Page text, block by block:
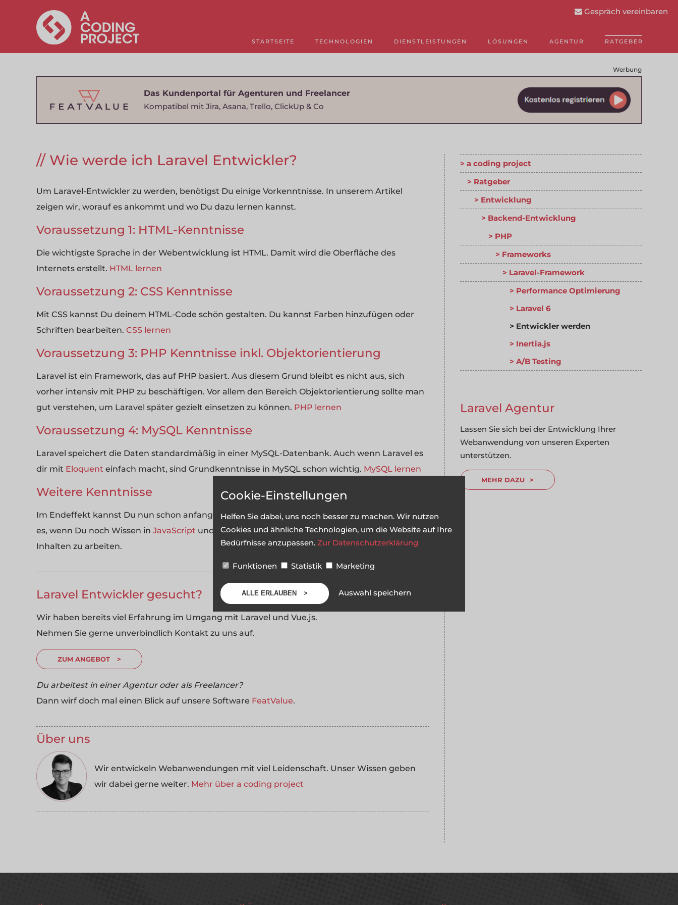
STARTSEITE TECHNOLOGIEN DIENSTLEISTUNGEN LÖSUNGEN AGENTUR RATGEBER
Gespräch vereinbaren
Werbung
Das Kundenportal für Agenturen und Freelancer
Kompatibel mit Jira, Asana, Trello, ClickUp & Co
Wie werde ich Laravel Entwickler?
Um Laravel-Entwickler zu werden, benötigst Du einige Vorkenntnisse. In unserem Artikel
zeigen wir, worauf es ankommt und wo Du dazu lernen kannst.
Voraussetzung 1: HTML-Kenntnisse
Die wichtigste Sprache in der Webentwicklung ist HTML. Damit wird die Oberfläche des
Internets erstellt. HTML lernen
Voraussetzung 2: CSS Kenntnisse
Mit CSS kannst Du deinem HTML-Code schön gestalten. Du kannst Farben hinzufügen oder
Schriften bearbeiten. CSS lernen
Voraussetzung 3: PHP Kenntnisse inkl. Objektorientierung
Laravel ist ein Framework, das auf PHP basiert. Aus diesem Grund bleibt es nicht aus, sich
vorher intensiv mit PHP zu beschäftigen. Vor allem den Bereich Objektorientierung sollte man
gut verstehen, um Laravel später gezielt einsetzen zu können. PHP lernen
Voraussetzung 4: MySQL Kenntnisse
Laravel speichert die Daten standardmäßig in einer MySQL-Datenbank. Auch wenn Laravel es
dir mit Eloquent einfach macht, sind Grundkenntnisse in MySQL schon wichtig. MySQL lernen
Weitere Kenntnisse
Im Endeffekt kannst Du nun schon anfangen, dich mit Laravel zu beschäftigen. Optimal wäre
es, wenn Du noch Wissen in JavaScript und Vue.jsaufbaust, um im Browser mit dynamischen
Inhalten zu arbeiten.
Laravel Entwickler gesucht?
Wir haben bereits viel Erfahrung im Umgang mit Laravel und Vue.js.
Nehmen Sie gerne unverbindlich Kontakt zu uns auf.
ZUM ANGEBOT
Du arbeitest in einer Agentur oder als Freelancer?
Dann wirf doch mal einen Blick auf unsere Software FeatValue.
Über uns
Wir entwickeln Webanwendungen mit viel Leidenschaft. Unser Wissen geben
wir dabei gerne weiter. Mehr über a coding project
a coding project
Ratgeber
Entwicklung
Backend-Entwicklung
PHP
Frameworks
Laravel-Framework
Performance Optimierung
Laravel 6
Entwickler werden
Inertia.js
A/B Testing
Laravel Agentur
Lassen Sie sich bei der Entwicklung Ihrer
Webanwendung von unseren Experten
unterstützen.
MEHR DAZU
Cookie-Einstellungen
Helfen Sie dabei, uns noch besser zu machen. Wir nutzen
Cookies und ähnliche Technologien, um die Website auf Ihre
Bedürfnisse anzupassen. Zur Datenschutzerklärung
Funktionen Statistik Marketing
ALLE ERLAUBEN Auswahl speichern